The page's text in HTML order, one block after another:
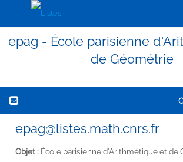
epag - École parisienne
de Géométrie
epag@listes.math.cnrs.fr
Objet : École parisienne d'Arithmétique et de